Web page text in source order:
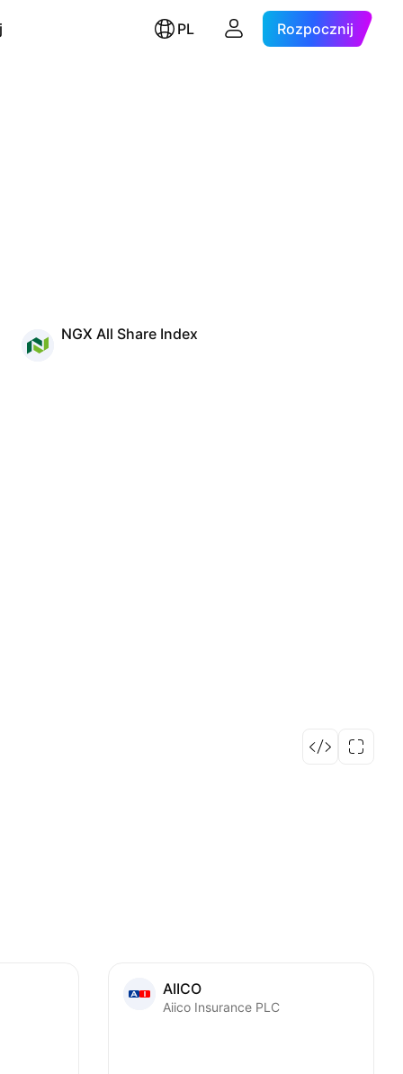
PL Rozpocznij
NGX All Share Index
AIICO
Aiico Insurance PLC